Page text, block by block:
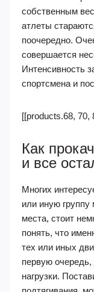
собственным
атлеты
поочередно.
совершается
Интенсивность
спортсмена и
[[products.68, 70,
Как
и все
Многих
или иную
места, стоит
понять, что
тех или иных
первую очередь,
нагрузки.